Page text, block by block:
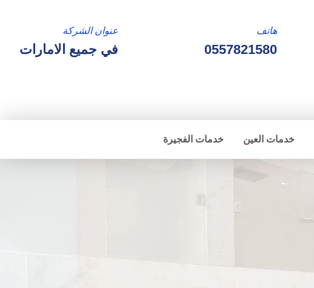
عنوان الشركة
في جميع الامارات
هاتف
0557821580
خدمات العين خدمات الفجيرة